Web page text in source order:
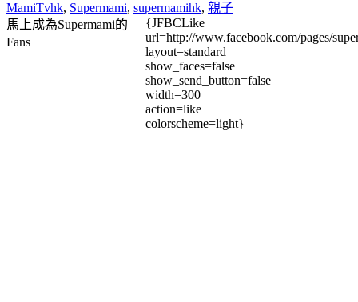
MamiTvhk, Supermami, supermamihk, 親子
馬上成為Supermami的
Fans
{JFBCLike
url=http://www.facebook.com/pages/
layout=standard
show_faces=false
show_send_button=false
width=300
action=like
colorscheme=light}